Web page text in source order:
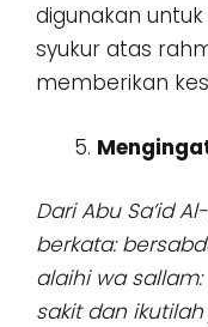
digunakan
syukur atas
memberikan
Dari Abu Sa’id
berkata:
alaihi wa
sakit dan